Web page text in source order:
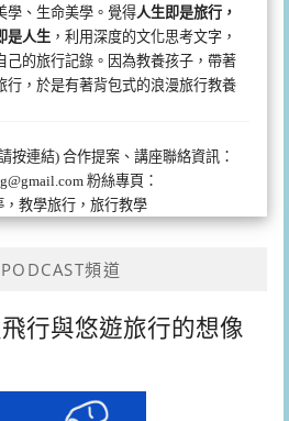
學、生命美學。覺得人生即是旅行，
是人生 ，利用深度的文化思考文字，
己的旅行記錄。因為教養孩子，帶著
行，於是有著背包式的浪漫旅行教養
按連結)合作提案、講座聯絡資訊：
粉絲專頁：
，教學旅行，旅行教學
頻道
行與悠遊旅行的想像